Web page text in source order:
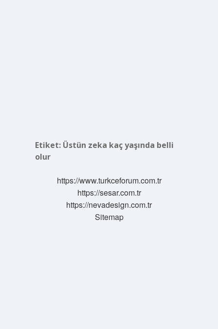
Etiket: Üstün zeka kaç yaşında belli
olur
https://www.turkceforum.com.tr
https://sesar.com.tr
https://nevadesign.com.tr
Sitemap